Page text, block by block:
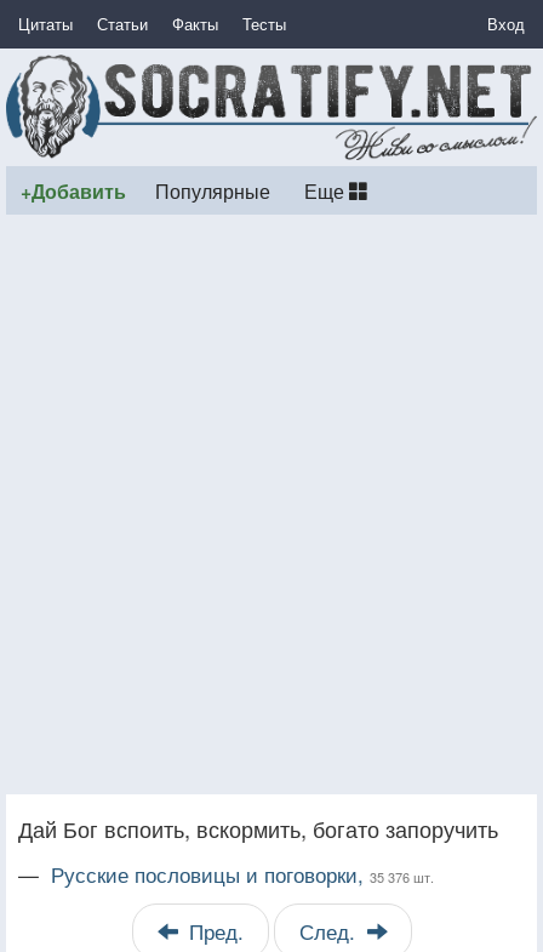
Цитаты Статьи Факты Тесты Вход
+Добавить Популярные Еще
Дай Бог вспоить, вскормить, богато запоручить
— Русские пословицы и поговорки, 35 376 шт.
Пред. След.